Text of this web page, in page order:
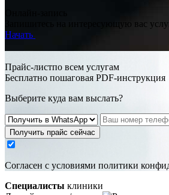
Запишитесь на интересующую вас
Начать
Прайс-листпо всем услугам
Бесплатно пошаговая PDF-инструкция
Выберите куда вам выслать?
Получить прайс сейчас
Cогласен с условиями политики
Специалисты клиники